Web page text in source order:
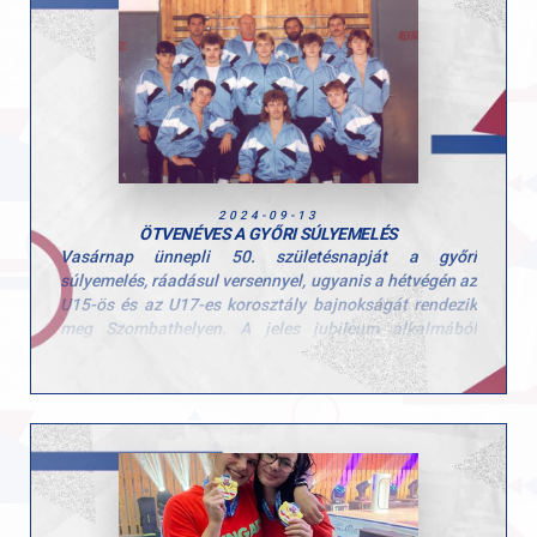
(szakításban 38, lökésben 46 kg).
2024-09-13
ÖTVENÉVES A GYŐRI SÚLYEMELÉS
Vasárnap ünnepli 50. születésnapját a győri
súlyemelés, ráadásul versennyel, ugyanis a hétvégén az
U15-ös és az U17-es korosztály bajnokságát rendezik
meg Szombathelyen. A jeles jubileum alkalmából
Karácsony Ádám alapítóval, későbbi
szakosztályvezetővel, valamint a győri súlyemelést
most irányító – emellett vezetőedzőként is
tevékenykedő – Kaiser Jánossal beszélgettünk.
„Az ETO megkeresése után, Pálmai József elnök
kérésére 1974. szeptember 15-én Pirk Jánossal együtt
megalakítottuk a zöld-fehér klub súlyemelő-
szakosztályát. A teremhiány azért meghatározta az